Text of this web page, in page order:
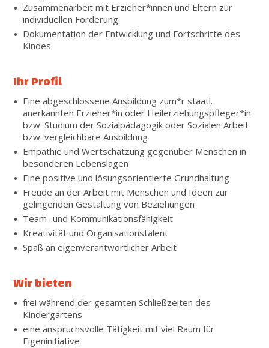
Zusammenarbeit mit Erzieher*innen und Eltern zur
individuellen Förderung
Dokumentation der Entwicklung und Fortschritte des
Kindes
Ihr Profil
Eine abgeschlossene Ausbildung zum*r staatl.
anerkannten Erzieher*in oder Heilerziehungspfleger*in
bzw. Studium der Sozialpädagogik oder Sozialen Arbeit
bzw. vergleichbare Ausbildung
Empathie und Wertschätzung gegenüber Menschen in
besonderen Lebenslagen
Eine positive und lösungsorientierte Grundhaltung
Freude an der Arbeit mit Menschen und Ideen zur
gelingenden Gestaltung von Beziehungen
Team- und Kommunikationsfähigkeit
Kreativität und Organisationstalent
Spaß an eigenverantwortlicher Arbeit
Wir bieten
frei während der gesamten Schließzeiten des
Kindergartens
eine anspruchsvolle Tätigkeit mit viel Raum für
Eigeninitiative